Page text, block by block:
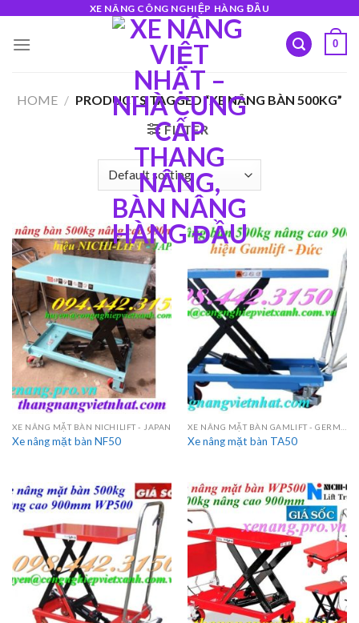
content
XE NÂNG CÔNG NGHIỆP HÀNG ĐẦU
0
HOME / PRODUCTS TAGGED “XE NÂNG BÀN 500KG”
FILTER
XE NÂNG MẶT BÀN NICHILIFT - JAPAN
Xe nâng mặt bàn NF50 Xe nâng mặt bàn TA50